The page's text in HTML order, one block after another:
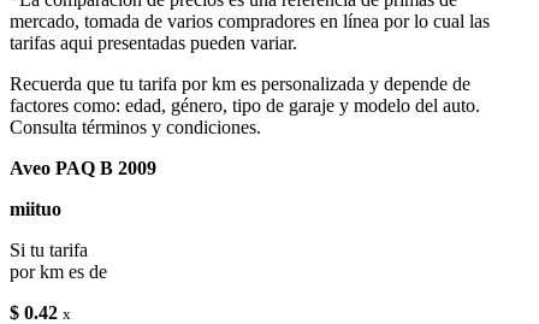
mercado, tomada de varios compradores en línea por lo cual las
tarifas aqui presentadas pueden variar.
Recuerda que tu tarifa por km es personalizada y depende de
factores como: edad, género, tipo de garaje y modelo del auto.
Consulta términos y condiciones.
Aveo PAQ B 2009
miituo
Si tu tarifa
por km es de
$ 0.42 x